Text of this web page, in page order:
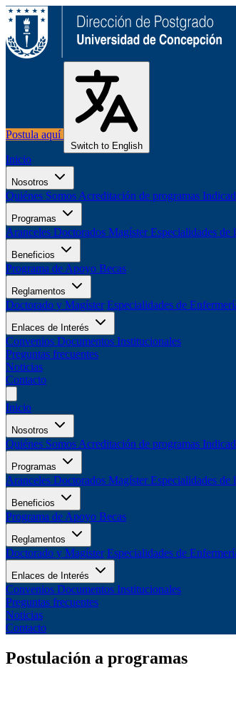
Postula aquí
Switch to English
Inicio
Nosotros
Quiénes Somos Acreditación de programas
Programas
Aranceles Doctorados Magíster Especialidades de
Beneficios
Programa de Apoyo Becas
Reglamentos
Doctorado y Magíster Especialidades de
Enlaces de Interés
Convenios Documentos Institucionales
Preguntas frecuentes
Noticias
Contacto
Inicio
Nosotros
Quiénes Somos Acreditación de programas
Programas
Aranceles Doctorados Magíster Especialidades de
Beneficios
Programa de Apoyo Becas
Reglamentos
Doctorado y Magíster Especialidades de
Enlaces de Interés
Convenios Documentos Institucionales
Preguntas frecuentes
Noticias
Contacto
Postulación a programas